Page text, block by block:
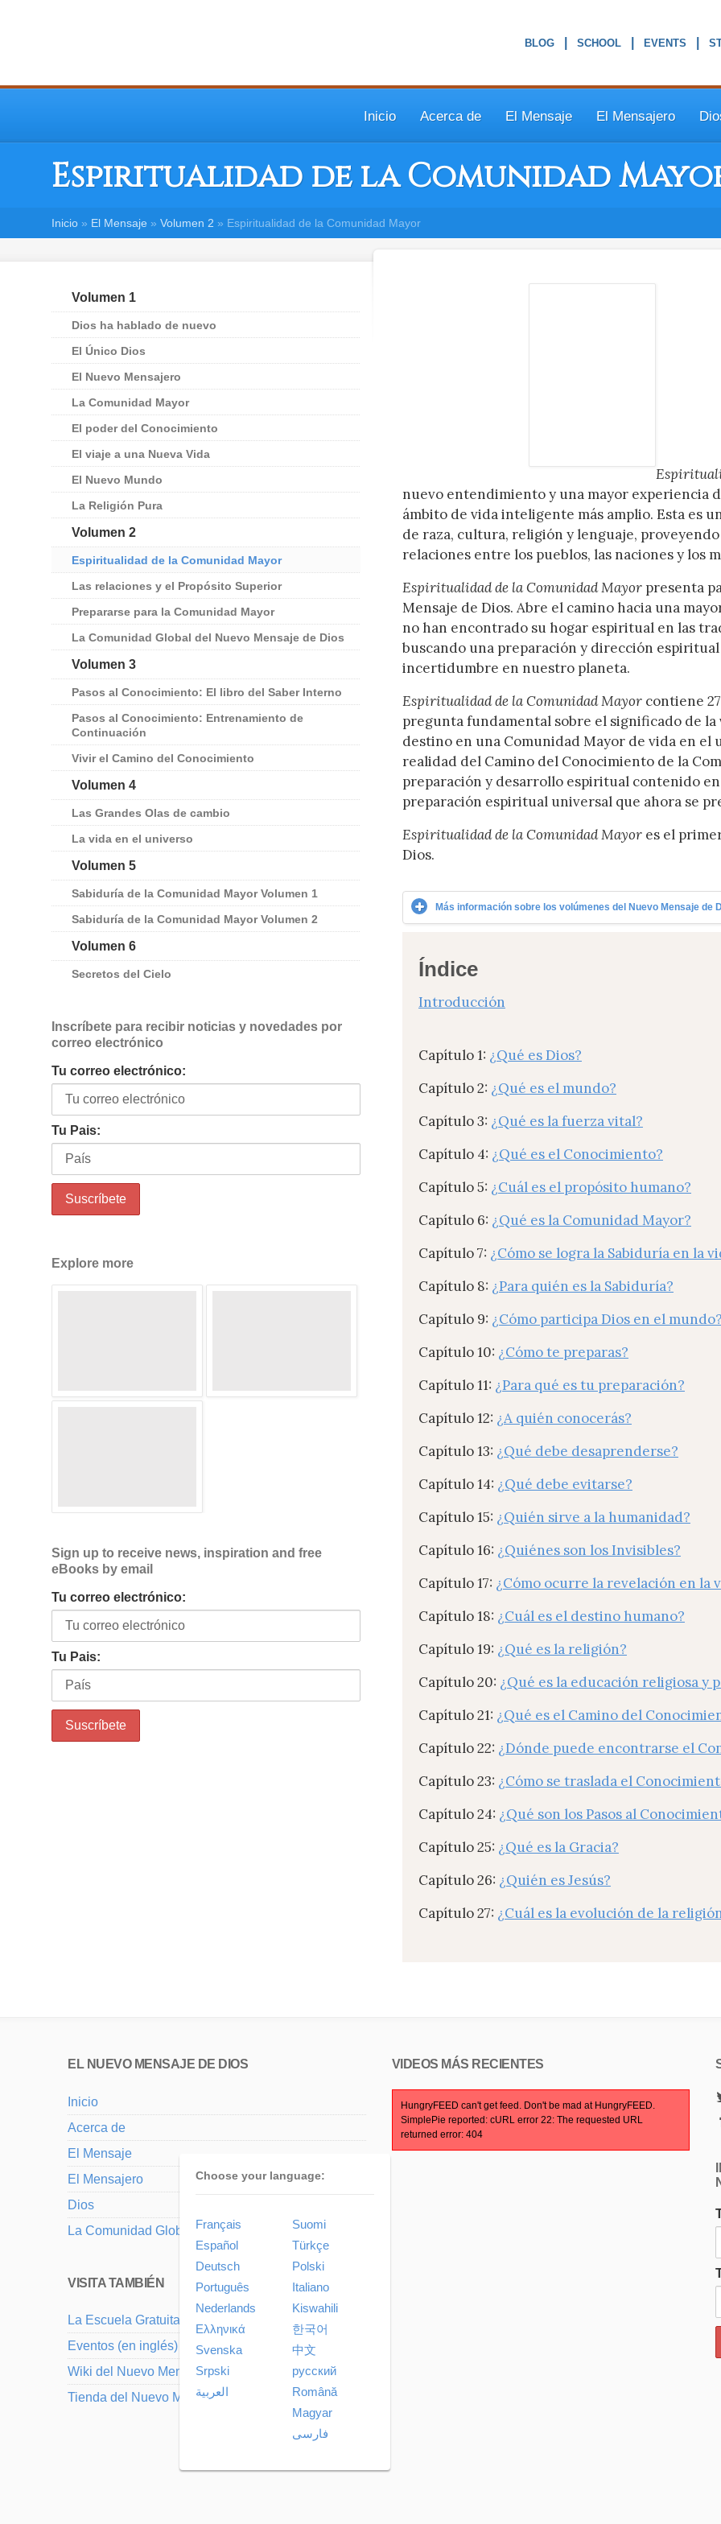
Inicio Acerca de El Mensaje El Mensajero
Espiritualidad de la Comunidad
Inicio » El Mensaje » Volumen 2 » Espiritualidad de la Comunidad Mayor
nuevo entendimiento y una mayor experiencia
ámbito de vida inteligente más amplio. Esta es
de raza, cultura, religión y lenguaje,
relaciones entre los pueblos, las naciones y los
Espiritualidad de la Comunidad Mayorpresenta
Mensaje de Dios. Abre el camino hacia una
no han encontrado su hogar espiritual en las
buscando una preparación y dirección
incertidumbre en nuestro planeta.
Espiritualidad de la Comunidad Mayorcontiene
pregunta fundamental sobre el significado de
destino en una Comunidad Mayor de vida en el
realidad del Camino del Conocimiento de la
preparación y desarrollo espiritual contenido en
preparación espiritual universal que ahora se
Espiritualidad de la Comunidad Mayores el
Dios.
Más información sobre los volúmenes del Nuevo Mensaje de
Índice
Introducción
Capítulo 1: ¿Qué es Dios?
Capítulo 2: ¿Qué es el mundo?
Capítulo 3: ¿Qué es la fuerza vital?
Capítulo 4: ¿Qué es el Conocimiento?
Capítulo 5: ¿Cuál es el propósito humano?
Capítulo 6: ¿Qué es la Comunidad Mayor?
Capítulo 7: ¿Cómo se logra la Sabiduría en la
Capítulo 8: ¿Para quién es la Sabiduría?
Capítulo 9: ¿Cómo participa Dios en el mundo?
Capítulo 10: ¿Cómo te preparas?
Capítulo 11: ¿Para qué es tu preparación?
Capítulo 12: ¿A quién conocerás?
Capítulo 13: ¿Qué debe desaprenderse?
Capítulo 14: ¿Qué debe evitarse?
Capítulo 15: ¿Quién sirve a la humanidad?
Capítulo 16: ¿Quiénes son los Invisibles?
Capítulo 17: ¿Cómo ocurre la revelación en la
Capítulo 18: ¿Cuál es el destino humano?
Capítulo 19: ¿Qué es la religión?
Capítulo 20: ¿Qué es la educación religiosa y
Capítulo 21: ¿Qué es el Camino del
Capítulo 22: ¿Dónde puede encontrarse el
Capítulo 23: ¿Cómo se traslada el
Capítulo 24: ¿Qué son los Pasos al
Capítulo 25: ¿Qué es la Gracia?
Capítulo 26: ¿Quién es Jesús?
Capítulo 27: ¿Cuál es la evolución de la
Volumen 1
Dios ha hablado de nuevo
El Único Dios
El Nuevo Mensajero
La Comunidad Mayor
El poder del Conocimiento
El viaje a una Nueva Vida
El Nuevo Mundo
La Religión Pura
Volumen 2
Espiritualidad de la Comunidad Mayor
Las relaciones y el Propósito Superior
Prepararse para la Comunidad Mayor
La Comunidad Global del Nuevo Mensaje de Dios
Volumen 3
Pasos al Conocimiento: El libro del Saber Interno
Pasos al Conocimiento: Entrenamiento de
Continuación
Vivir el Camino del Conocimiento
Volumen 4
Las Grandes Olas de cambio
La vida en el universo
Volumen 5
Sabiduría de la Comunidad Mayor Volumen 1
Sabiduría de la Comunidad Mayor Volumen 2
Volumen 6
Secretos del Cielo
Inscríbete para recibir noticias y novedades por
correo electrónico
Tu correo electrónico:
Tu Pais:
Explore more
Sign up to receive news, inspiration and free
eBooks by email
Tu correo electrónico:
Tu Pais:
EL NUEVO MENSAJE DE DIOS
Inicio
Acerca de
El Mensaje
El Mensajero
Dios
La Comunidad Global
VISITA TAMBIÉN
La Escuela Gratuita del Nuevo Mensaje
Eventos (en inglés)
Wiki del Nuevo Mensaje (en inglés)
Tienda del Nuevo Mensaje (en inglés)
Choose your language:
Français
Español
Deutsch
Português
Nederlands
Ελληνικά
Svenska
Srpski
العربية
Suomi
Türkçe
Polski
Italiano
Kiswahili
한국어
中文
русский
Română
Magyar
فارسی
VIDEOS MÁS RECIENTES
HungryFEED can't get feed. Don't be mad at HungryFEED.
SimplePie reported: cURL error 22: The requested URL
returned error: 404